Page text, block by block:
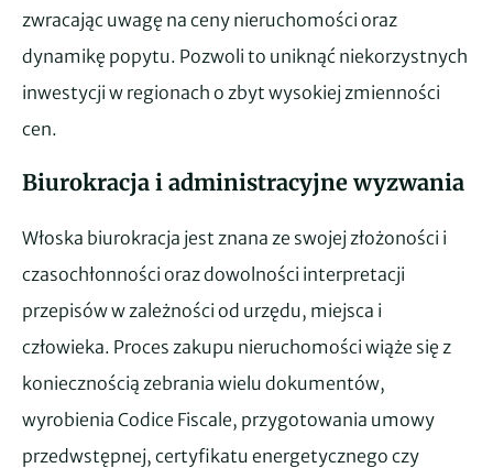
zwracając uwagę na ceny nieruchomości oraz
dynamikę popytu. Pozwoli to uniknąć niekorzystnych
inwestycji w regionach o zbyt wysokiej zmienności
cen.
Biurokracja i administracyjne wyzwania
Włoska biurokracja jest znana ze swojej złożoności i
czasochłonności oraz dowolności interpretacji
przepisów w zależności od urzędu, miejsca i
człowieka. Proces zakupu nieruchomości wiąże się z
koniecznością zebrania wielu dokumentów,
wyrobienia Codice Fiscale, przygotowania umowy
przedwstępnej, certyfikatu energetycznego czy